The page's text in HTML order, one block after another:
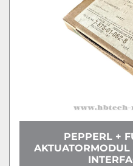
PEPPERL +